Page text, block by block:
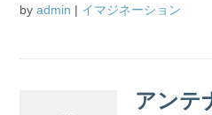
by admin | イマジネーション
アンテ